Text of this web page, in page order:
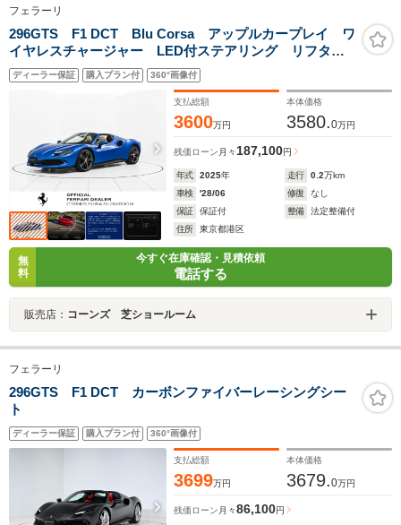
フェラーリ
296GTS F1 DCT Blu Corsa アップルカープレイ ワ
イヤレスチャージャー LED付ステアリング リフタ
ー 20インチダイヤモンド研磨仕上ホイール
ディーラー保証 購入プラン付 360°画像付
支払総額
3600万円
本体価格
3580.0万円
残価ローン 月々187,100円
年式 2025年 走行 0.2万km
車検
'28/06 修復
なし
保証
保証付 整備
法定整備付
住所
東京都港区
無
料
今すぐ在庫確認・見積依頼
電話する
販売店： コーンズ 芝ショールーム
フェラーリ
296GTS F1 DCT カーボンファイバーレーシングシー
ト
ディーラー保証 購入プラン付 360°画像付
支払総額
3699万円
本体価格
3679.0万円
残価ローン 月々86,100円